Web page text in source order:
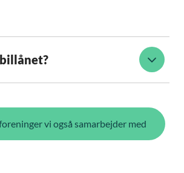
vi også samarbejder med